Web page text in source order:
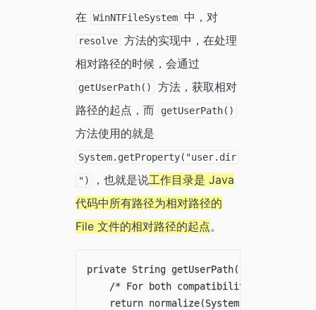
在 WinNTFileSystem 中，对
resolve 方法的实现中，在处理
相对路径的时候，会通过
getUserPath()
方法，获取相对
路径的起点，而
getUserPath()
方法使用的就是
System.getProperty("user.dir
") ，也就是说工作目录是 Java
代码中所有路径为相对路径的
File 文件的相对路径的起点。
private String getUserPath() {
/* For both compatibility and
return